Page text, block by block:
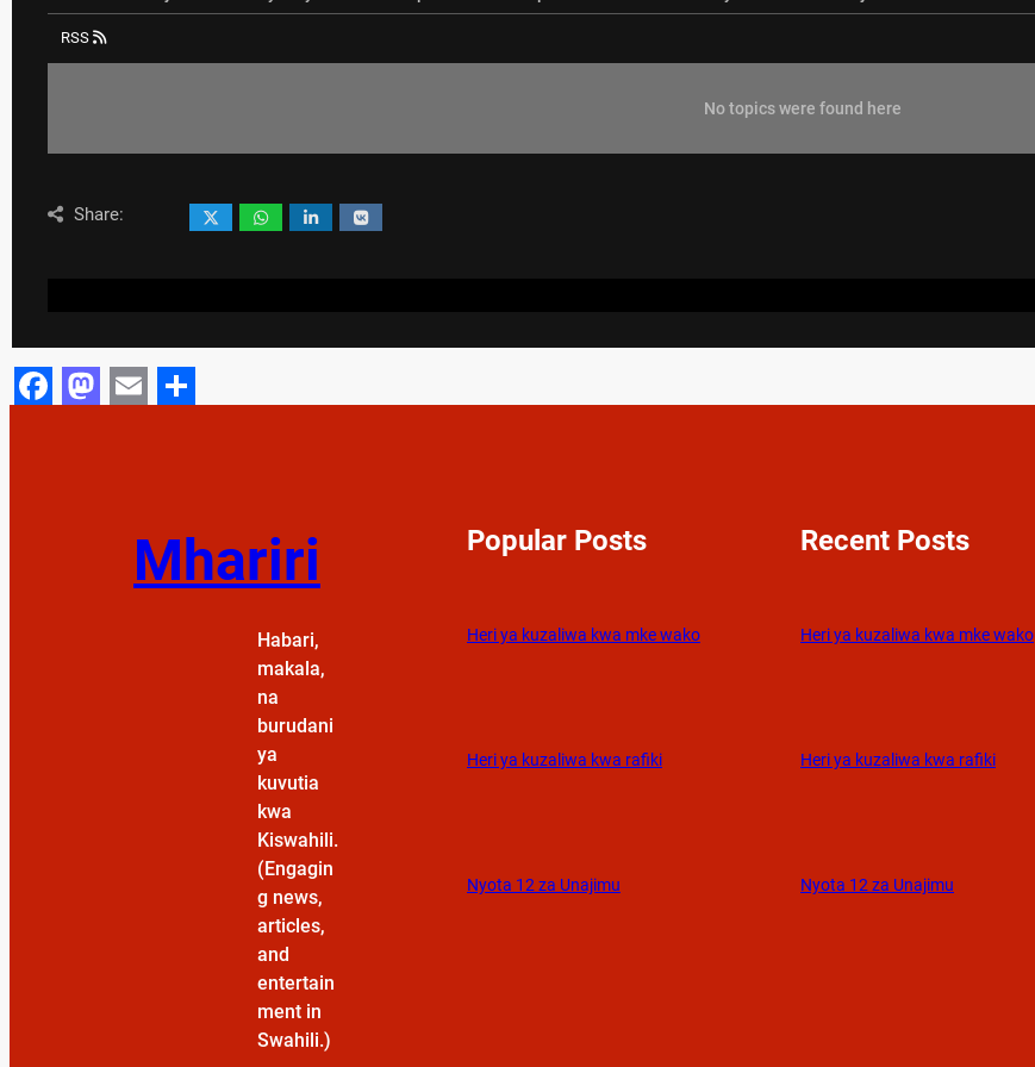
RSS
No topics were found here
Share:
Mhariri
Habari,
makala,
na
burudani
ya
kuvutia
kwa
Kiswahili.
(Engagin
g news,
articles,
and
entertain
ment in
Swahili.)
Popular Posts
Heri ya kuzaliwa kwa mke wako
Heri ya kuzaliwa kwa rafiki
Nyota 12 za Unajimu
Recent Posts
Heri ya kuzaliwa kwa mke wako
Heri ya kuzaliwa kwa rafiki
Nyota 12 za Unajimu